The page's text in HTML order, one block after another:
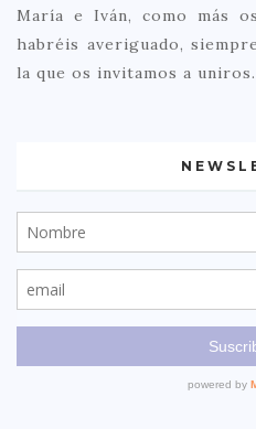
María e Iván, como más
habréis averiguado,
la que os invitamos a uniros.